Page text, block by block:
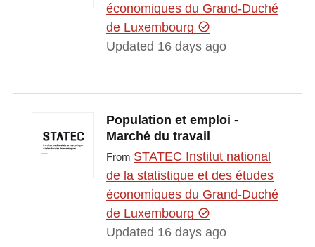
économiques du Grand-Duché
de Luxembourg
Updated 16 days ago
Population et emploi -
Marché du travail
From STATEC Institut national
de la statistique et des études
économiques du Grand-Duché
de Luxembourg
Updated 16 days ago